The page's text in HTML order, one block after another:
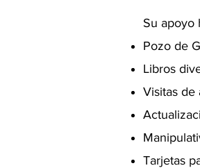
Su apoyo
Pozo de
Libros
Visitas de
Tarjetas